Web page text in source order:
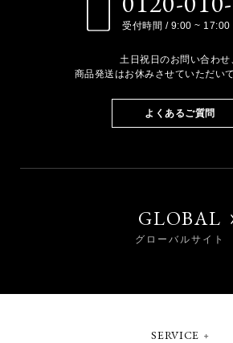
受付時間 / 9:00 ~ 17:00
土日祝日のお問い合わせ
商品発送はお休みさせていただい
よくあるご質問
GLOBAL
グローバルサイト
SERVICE